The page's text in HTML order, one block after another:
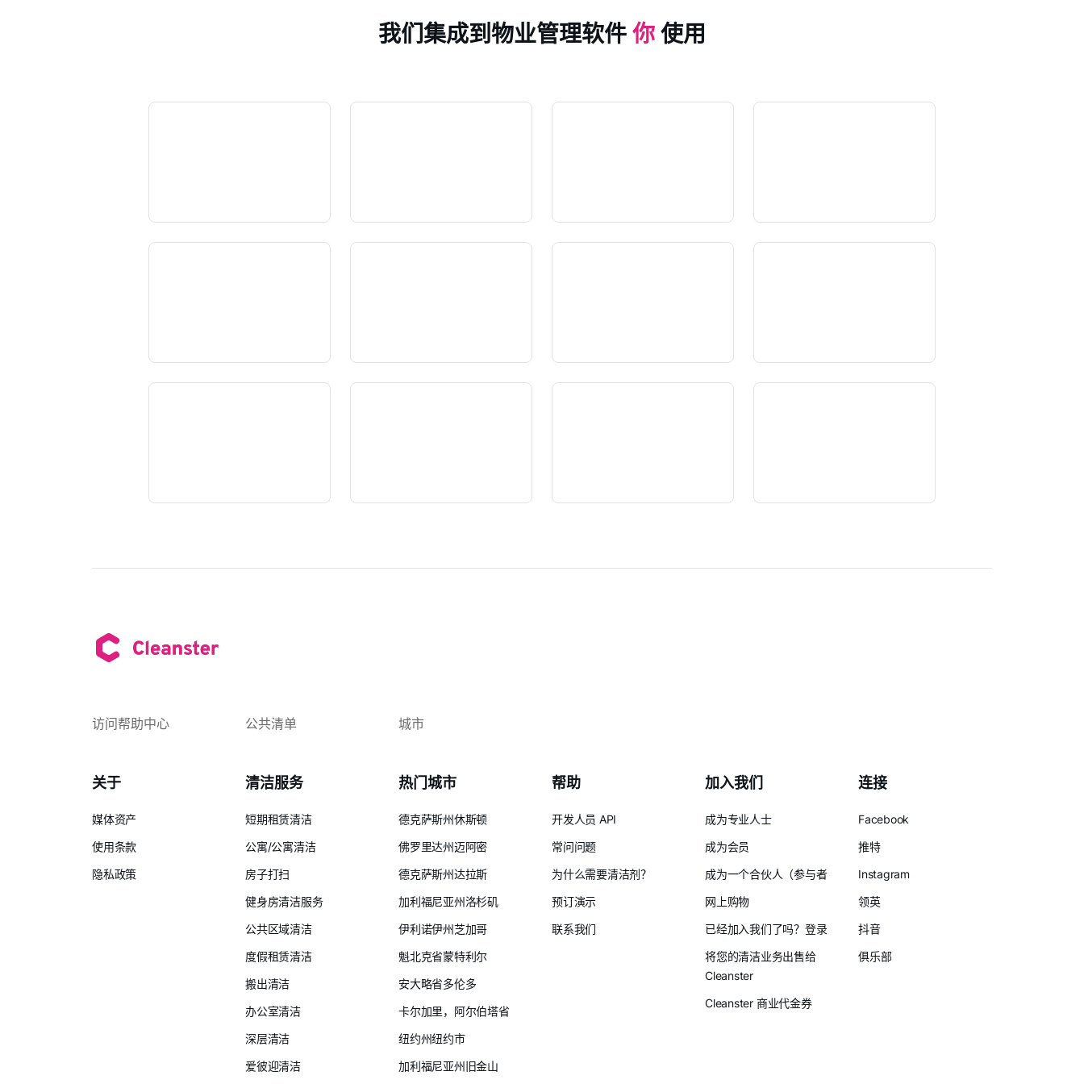
我们集成到物业管理软件 你 使用
访问帮助中心 公共清单 城市
关于
媒体资产
使用条款
隐私政策
清洁服务
短期租赁清洁
公寓/公寓清洁
房子打扫
健身房清洁服务
公共区域清洁
度假租赁清洁
搬出清洁
办公室清洁
深层清洁
爱彼迎清洁
热门城市
德克萨斯州休斯顿
佛罗里达州迈阿密
德克萨斯州达拉斯
加利福尼亚州洛杉矶
伊利诺伊州芝加哥
魁北克省蒙特利尔
安大略省多伦多
卡尔加里，阿尔伯塔省
纽约州纽约市
加利福尼亚州旧金山
帮助
开发人员 API
常问问题
为什么需要清洁剂？
预订演示
联系我们
加入我们
成为专业人士
成为会员
成为一个合伙人（参与者
网上购物
已经加入我们了吗？登录
将您的清洁业务出售给
Cleanster
Cleanster 商业代金券
连接
Facebook
推特
Instagram
领英
抖音
俱乐部